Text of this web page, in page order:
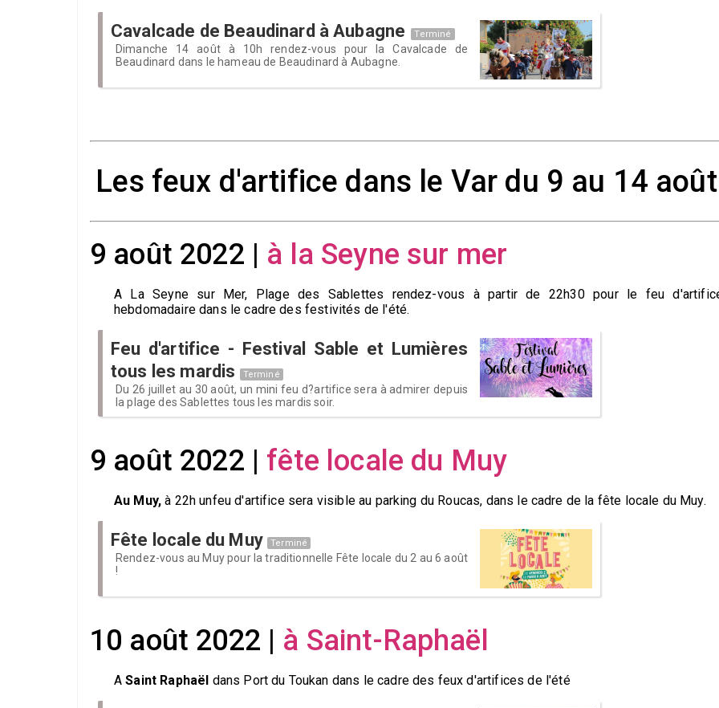
Cavalcade de Beaudinard à Aubagne Terminé
Dimanche 14 août à 10h rendez-vous pour la Cavalcade de
Beaudinard dans le hameau de Beaudinard à Aubagne.
Les feux d'artifice dans le Var du 9 au 14 août
9 août 2022 | à la Seyne sur mer
A La Seyne sur Mer, Plage des Sablettes rendez-vous à partir de 22h30 pour le feu
hebdomadaire dans le cadre des festivités de l'été.
Feu d'artifice - Festival Sable et Lumières
tous les mardis
Terminé
Du 26 juillet au 30 août, un mini feu d?artifice sera à admirer depuis
la plage des Sablettes tous les mardis soir.
9 août 2022 | fête locale du Muy
Au Muy, à 22h unfeu d'artifice sera visible au parking du Roucas, dans le cadre de la fête locale du Muy.
Fête locale du Muy Terminé
Rendez-vous au Muy pour la traditionnelle Fête locale du 2 au 6 août
!
10 août 2022 | à Saint-Raphaël
ASaint Raphaël dans Port du Toukan dans le cadre des feux d'artifices de l'été